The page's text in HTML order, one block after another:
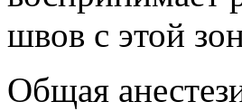
швов с этой
Общая